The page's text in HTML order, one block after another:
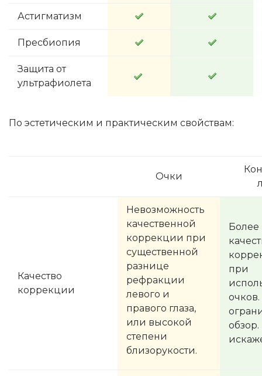
Астигматизм
Пресбиопия
Защита от
ультрафиолета
По эстетическим и практическим свойствам:
Очки
Качество
коррекции
Невозможность
качественной
коррекции при
существенной
разнице
рефракции
левого и
правого глаза,
или высокой
степени
близорукости.
Более
при
обзор.